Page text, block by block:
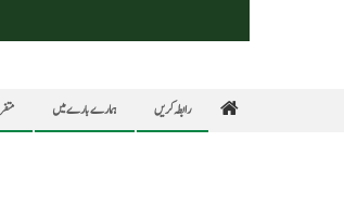
ہمارے بارے میں رابطہ کریں